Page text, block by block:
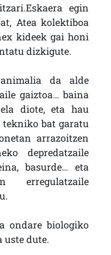
egin
Atea kolektiboa
kideek gai honi
dizkigute.
da alde
gaiztoa… baina
diote, eta hau
bat garatu
arrazoitzen
depredatzaile
basurde… eta
erregulatzaile
ondare biologiko
uste dute.